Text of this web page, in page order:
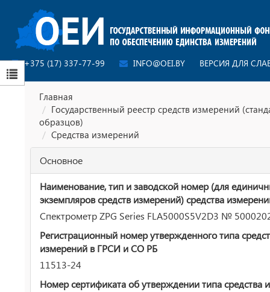
+375 (17) 337-77-99 INFO@OEI.BY ВЕРСИЯ ДЛЯ
Главная
Государственный реестр средств измерений
образцов)
Средства измерений
Основное
Наименование, тип и заводской номер (для
экземпляров средств измерений) средства
Спектрометр ZPG Series FLA5000S5V2D3 №
Регистрационный номер утвержденного типа
измерений в ГРСИ и СО РБ
11513-24
Номер сертификата об утверждении типа средства